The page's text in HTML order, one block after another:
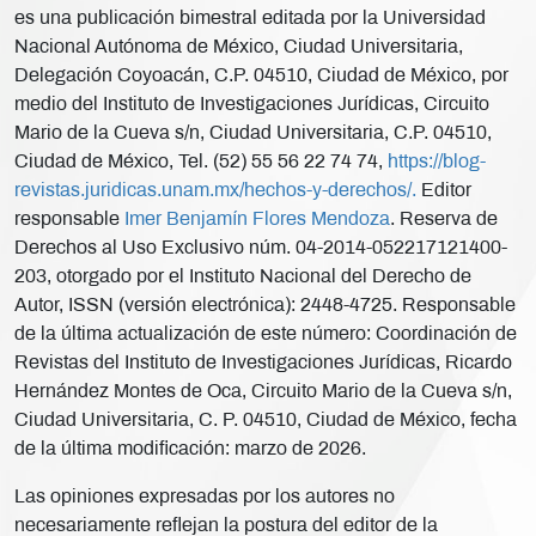
es una publicación bimestral editada por la Universidad
Nacional Autónoma de México, Ciudad Universitaria,
Delegación Coyoacán, C.P. 04510, Ciudad de México, por
medio del Instituto de Investigaciones Jurídicas, Circuito
Mario de la Cueva s/n, Ciudad Universitaria, C.P. 04510,
Ciudad de México, Tel. (52) 55 56 22 74 74, https://blog-
revistas.juridicas.unam.mx/hechos-y-derechos/. Editor
responsable Imer Benjamín Flores Mendoza. Reserva de
Derechos al Uso Exclusivo núm. 04-2014-052217121400-
203, otorgado por el Instituto Nacional del Derecho de
Autor, ISSN (versión electrónica): 2448-4725. Responsable
de la última actualización de este número: Coordinación de
Revistas del Instituto de Investigaciones Jurídicas, Ricardo
Hernández Montes de Oca, Circuito Mario de la Cueva s/n,
Ciudad Universitaria, C. P. 04510, Ciudad de México, fecha
de la última modificación: marzo de 2026.
Las opiniones expresadas por los autores no
necesariamente reflejan la postura del editor de la